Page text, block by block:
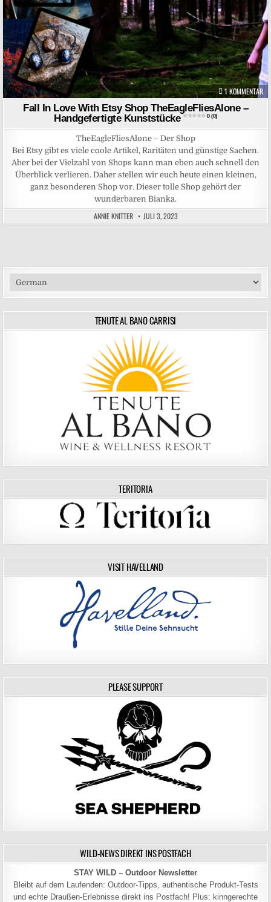
1 KOMMENTARZU
Fall In Love With Etsy Shop TheEagleFliesAlone –
Handgefertigte Kunststücke
0 (0)
TheEagleFliesAlone – Der Shop
Bei Etsy gibt es viele coole Artikel, Raritäten und günstige Sachen.
Aber bei der Vielzahl von Shops kann man eben auch schnell den
Überblick verlieren. Daher stellen wir euch heute einen kleinen,
ganz besonderen Shop vor. Dieser tolle Shop gehört der
wunderbaren Bianka.
ANNIE KNITTER JULI 3, 2023
TENUTE AL BANO CARRISI
TERITORIA
VISIT HAVELLAND
PLEASE SUPPORT
WILD-NEWS DIREKT INS POSTFACH
STAY WILD – Outdoor Newsletter
Bleibt auf dem Laufenden: Outdoor-Tipps, authentische Produkt-Tests
und echte Draußen-Erlebnisse direkt ins Postfach! Plus: kinngerechte